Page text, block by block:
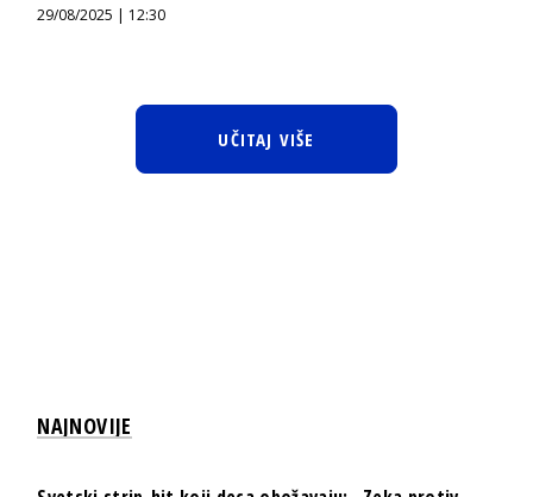
29/08/2025 | 12:30
UČITAJ VIŠE
NAJNOVIJE